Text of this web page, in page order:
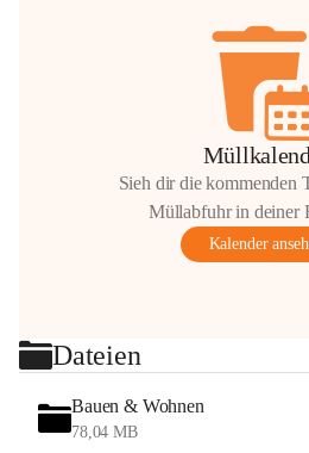
Sieh dir die kommenden
Müllabfuhr in deiner
Kalender
Dateien
Bauen & Wohnen
78,04 MB